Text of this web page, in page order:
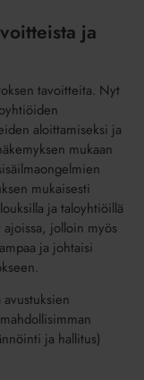
ja
tavoitteita. Nyt
aloittamiseksi ja
mukaan
mukaisesti
ja taloyhtiöillä
jolloin myös
ja johtaisi
ja hallitus)